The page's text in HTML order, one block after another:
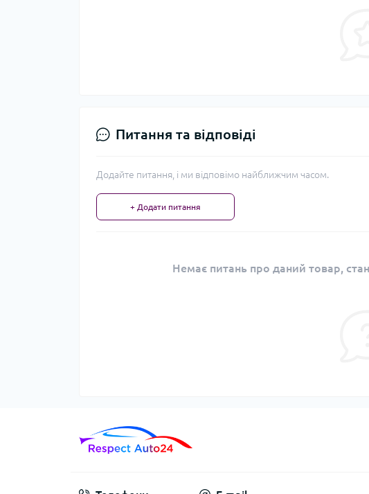
Питання та відповіді
Додайте питання, і ми відповімо найближчим часом.
+ Додати питання
Немає питань про даний товар,